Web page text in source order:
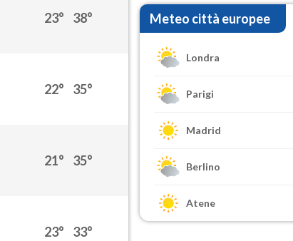
23° 38°
22° 35°
21° 35°
23° 33°
Meteo città europee
Londra
Parigi
Madrid
Berlino
Atene